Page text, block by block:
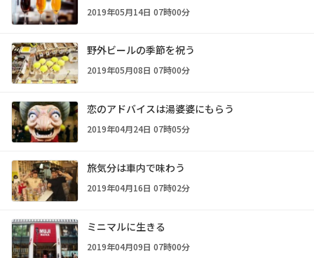
2019年05月14日 07時00分
野外ビールの季節を祝う
2019年05月08日 07時00分
恋のアドバイスは湯婆婆にもらう
2019年04月24日 07時05分
旅気分は車内で味わう
2019年04月16日 07時02分
ミニマルに生きる
2019年04月09日 07時00分